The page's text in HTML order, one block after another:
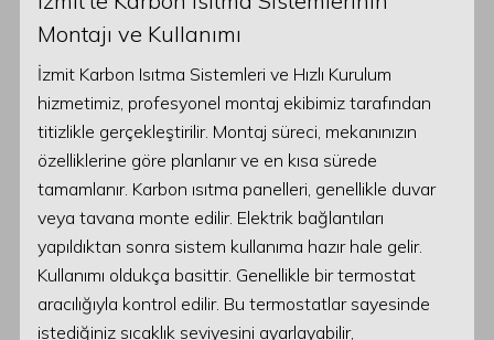
Montajı ve Kullanımı
İzmit Karbon Isıtma Sistemleri ve Hızlı Kurulum
hizmetimiz, profesyonel montaj ekibimiz tarafından
titizlikle gerçekleştirilir. Montaj süreci, mekanınızın
özelliklerine göre planlanır ve en kısa sürede
tamamlanır. Karbon ısıtma panelleri, genellikle duvar
veya tavana monte edilir. Elektrik bağlantıları
yapıldıktan sonra sistem kullanıma hazır hale gelir.
Kullanımı oldukça basittir. Genellikle bir termostat
aracılığıyla kontrol edilir. Bu termostatlar sayesinde
istediğiniz sıcaklık seviyesini ayarlayabilir,